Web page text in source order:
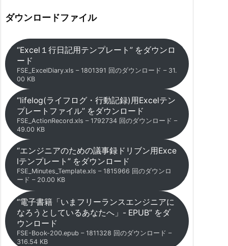
ダウンロードファイル
“Excel１行日記用テンプレート” をダウンロ
ード
FSE_ExcelDiary.xls – 1801391 回のダウンロード – 31.
00 KB
“lifelog(ライフログ・行動記録)用Excelテン
プレートファイル” をダウンロード
FSE_ActionRecord.xls – 1792734 回のダウンロード –
49.00 KB
“エンジニアのための議事録ドリブン用Exce
lテンプレート” をダウンロード
FSE_Minutes_Template.xls – 1815966 回のダウンロ
ード – 20.00 KB
“電子書籍「いまフリーランスエンジニアに
なろうとしているあなたへ」- EPUB” をダ
ウンロード
FSE-Book-200.epub – 1811328 回のダウンロード –
316.54 KB